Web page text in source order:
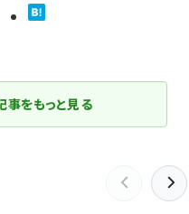
事をもっと見る